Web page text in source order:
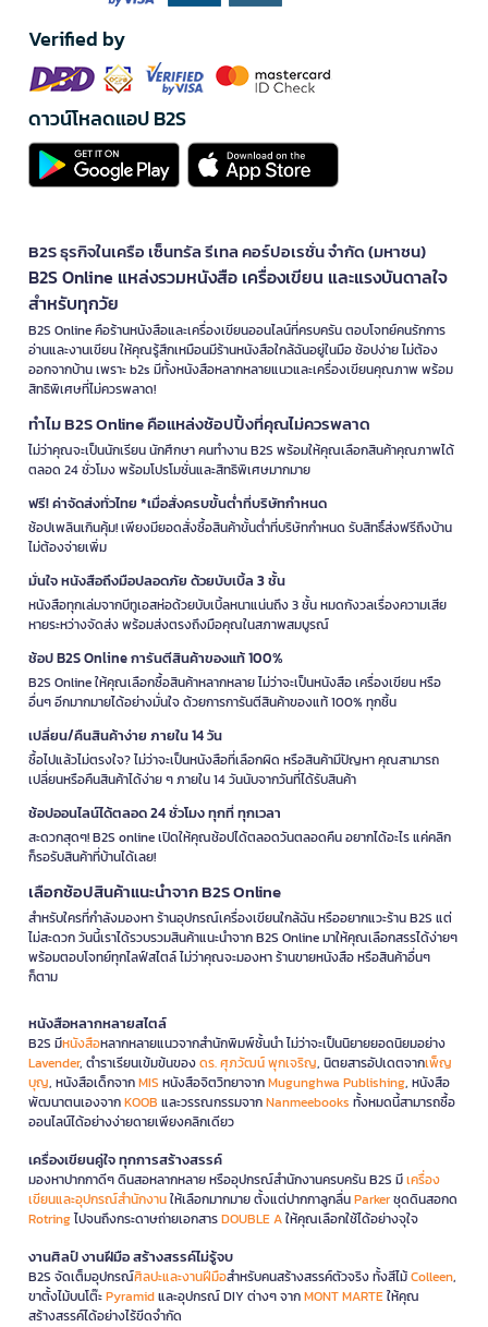
Verified by
ดาวน์โหลดแอป B2S
B2S ธุรกิจในเครือ เซ็นทรัล รีเทล คอร์ปอเรชั่น จำกัด (มหาชน)
B2S Online แหล่งรวมหนังสือ เครื่องเขียน และแรงบันดาลใจ
สำหรับทุกวัย
B2S Online คือร้านหนังสือและเครื่องเขียนออนไลน์ที่ครบครัน ตอบโจทย์คนรักการ
อ่านและงานเขียน ให้คุณรู้สึกเหมือนมีร้านหนังสือใกล้ฉันอยู่ในมือ ช้อปง่าย ไม่ต้อง
ออกจากบ้าน เพราะ b2s มีทั้งหนังสือหลากหลายแนวและเครื่องเขียนคุณภาพ พร้อม
สิทธิพิเศษที่ไม่ควรพลาด!
ทำไม B2S Online คือแหล่งช้อปปิ้งที่คุณไม่ควรพลาด
ไม่ว่าคุณจะเป็นนักเรียน นักศึกษา คนทำงาน B2S พร้อมให้คุณเลือกสินค้าคุณภาพได้
ตลอด 24 ชั่วโมง พร้อมโปรโมชั่นและสิทธิพิเศษมากมาย
ฟรี! ค่าจัดส่งทั่วไทย *เมื่อสั่งครบขั้นต่ำที่บริษัทกำหนด
ช้อปเพลินเกินคุ้ม! เพียงมียอดสั่งซื้อสินค้าขั้นต่ำที่บริษัทกำหนด รับสิทธิ์ส่งฟรีถึงบ้าน
ไม่ต้องจ่ายเพิ่ม
มั่นใจ หนังสือถึงมือปลอดภัย ด้วยบับเบิ้ล 3 ชั้น
หนังสือทุกเล่มจากบีทูเอสห่อด้วยบับเบิ้ลหนาแน่นถึง 3 ชั้น หมดกังวลเรื่องความเสีย
หายระหว่างจัดส่ง พร้อมส่งตรงถึงมือคุณในสภาพสมบูรณ์
ช้อป B2S Online การันตีสินค้าของแท้ 100%
B2S Online ให้คุณเลือกซื้อสินค้าหลากหลาย ไม่ว่าจะเป็นหนังสือ เครื่องเขียน หรือ
อื่นๆ อีกมากมายได้อย่างมั่นใจ ด้วยการการันตีสินค้าของแท้ 100% ทุกชิ้น
เปลี่ยน/คืนสินค้าง่าย ภายใน 14 วัน
ซื้อไปแล้วไม่ตรงใจ? ไม่ว่าจะเป็นหนังสือที่เลือกผิด หรือสินค้ามีปัญหา คุณสามารถ
เปลี่ยนหรือคืนสินค้าได้ง่าย ๆ ภายใน 14 วันนับจากวันที่ได้รับสินค้า
ช้อปออนไลน์ได้ตลอด 24 ชั่วโมง ทุกที่ ทุกเวลา
สะดวกสุดๆ! B2S online เปิดให้คุณช้อปได้ตลอดวันตลอดคืน อยากได้อะไร แค่คลิก
ก็รอรับสินค้าที่บ้านได้เลย!
เลือกช้อปสินค้าแนะนำจาก B2S Online
สำหรับใครที่กำลังมองหา ร้านอุปกรณ์เครื่องเขียนใกล้ฉัน หรืออยากแวะร้าน B2S แต่
ไม่สะดวก วันนี้เราได้รวบรวมสินค้าแนะนำจาก B2S Online มาให้คุณเลือกสรรได้ง่ายๆ
พร้อมตอบโจทย์ทุกไลฟ์สไตล์ ไม่ว่าคุณจะมองหา ร้านขายหนังสือ หรือสินค้าอื่นๆ
ก็ตาม
หนังสือหลากหลายสไตล์
B2S มีหนังสือหลากหลายแนวจากสำนักพิมพ์ชั้นนำ ไม่ว่าจะเป็นนิยายยอดนิยมอย่าง
Lavender, ตำราเรียนเข้มข้นของดร. ศุภวัฒน์ พุกเจริญ, นิตยสารอัปเดตจากเพ็ญ
บุญ, หนังสือเด็กจากMIS หนังสือจิตวิทยาจากMugunghwa Publishing, หนังสือ
พัฒนาตนเองจากKOOB และวรรณกรรมจากNanmeebooks ทั้งหมดนี้สามารถซื้อ
ออนไลน์ได้อย่างง่ายดายเพียงคลิกเดียว
เครื่องเขียนคู่ใจ ทุกการสร้างสรรค์
มองหาปากกาดีๆ ดินสอหลากหลาย หรืออุปกรณ์สำนักงานครบครัน B2S มีเครื่อง
เขียนและอุปกรณ์สำนักงานให้เลือกมากมาย ตั้งแต่ปากกาลูกลื่นParkerชุดดินสอกด
Rotringไปจนถึงกระดาษถ่ายเอกสารDOUBLE Aให้คุณเลือกใช้ได้อย่างจุใจ
งานศิลป์ งานฝีมือ สร้างสรรค์ไม่รู้จบ
B2S จัดเต็มอุปกรณ์ศิลปะและงานฝีมือสำหรับคนสร้างสรรค์ตัวจริง ทั้งสีไม้Colleen,
ขาตั้งไม้บนโต๊ะPyramidและอุปกรณ์ DIY ต่างๆ จากMONT MARTEให้คุณ
สร้างสรรค์ได้อย่างไร้ขีดจำกัด